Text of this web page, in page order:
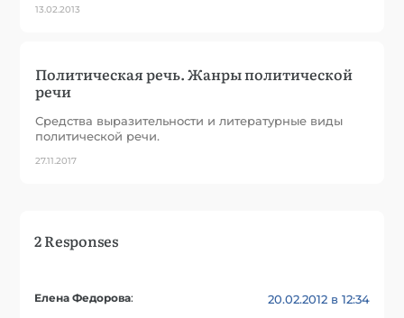
13.02.2013
Политическая речь. Жанры политической
речи
Средства выразительности и литературные виды
политической речи.
27.11.2017
2 Responses
Елена Федорова: 20.02.2012 в 12:34